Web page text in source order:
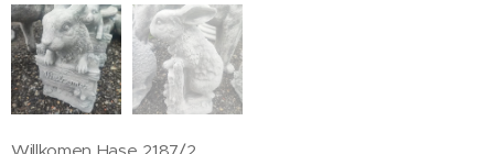
Willkomen Hase 2187/2